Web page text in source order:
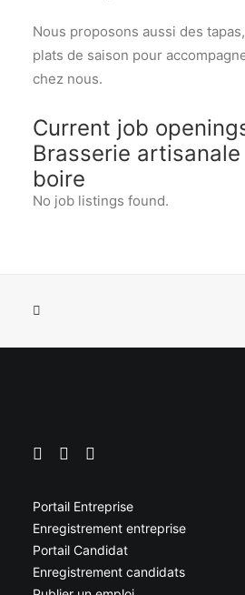
Nous proposons aussi des
plats de saison pour
chez nous.
Current job
Brasserie artisanale
boire
No job listings found.
Portail Entreprise
Enregistrement entreprise
Portail Candidat
Enregistrement candidats